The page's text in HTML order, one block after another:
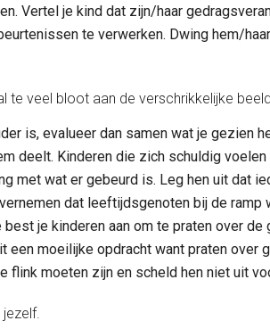
Vertel je kind dat zijn/haar
te verwerken. Dwing hem/
te veel bloot aan de verschrikkelijke
is, evalueer dan samen wat je gezien
deelt. Kinderen die zich schuldig
met wat er gebeurd is. Leg hen uit dat
dat leeftijdsgenoten bij de
best je kinderen aan om te praten over
een moeilijke opdracht want praten over
flink moeten zijn en scheld hen niet uit